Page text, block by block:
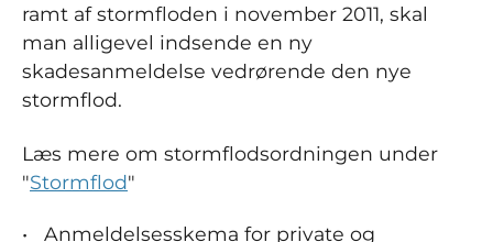
ramt af stormfloden i november 2011, skal
man alligevel indsende en ny
skadesanmeldelse vedrørende den nye
stormflod.
Læs mere om stormflodsordningen under
"Stormflod"
Anmeldelsesskema for private og